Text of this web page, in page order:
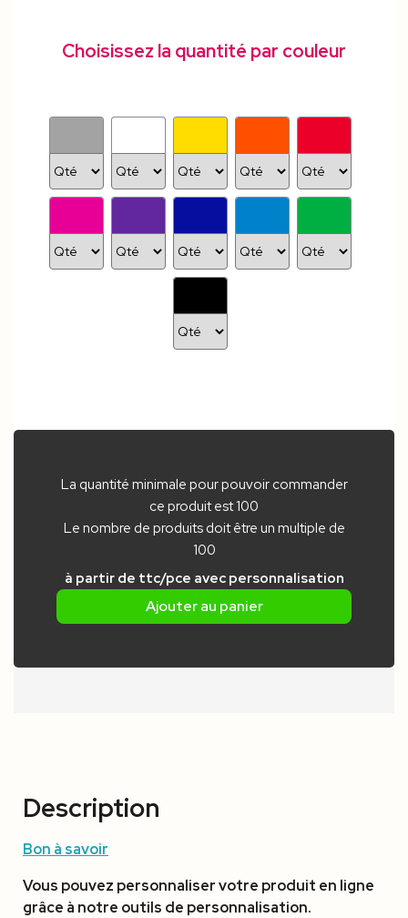
Choisissez la quantité par couleur
La quantité minimale pour pouvoir commander
ce produit est 100
Le nombre de produits doit être un multiple de
100
à partir de ttc/pce avec personnalisation
Ajouter au panier
Description
Bon à savoir
Vous pouvez personnaliser votre produit en ligne
grâce à notre outils de personnalisation.